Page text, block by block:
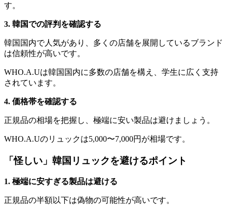
す。
3. 韓国での評判を確認する
韓国国内で人気があり、多くの店舗を展開しているブランド
は信頼性が高いです。
WHO.A.Uは韓国国内に多数の店舗を構え、学生に広く支持
されています。
4. 価格帯を確認する
正規品の相場を把握し、極端に安い製品は避けましょう。
WHO.A.Uのリュックは5,000〜7,000円が相場です。
「怪しい」韓国リュックを避けるポイント
1. 極端に安すぎる製品は避ける
正規品の半額以下は偽物の可能性が高いです。